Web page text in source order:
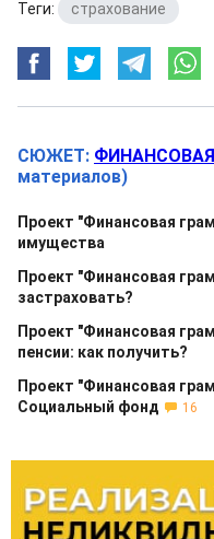
Теги: страхование
СЮЖЕТ:
материалов)
Проект "Финансовая
имущества
Проект "Финансовая
застраховать?
Проект "Финансовая
пенсии: как получить?
Проект "Финансовая
Социальный фонд
16